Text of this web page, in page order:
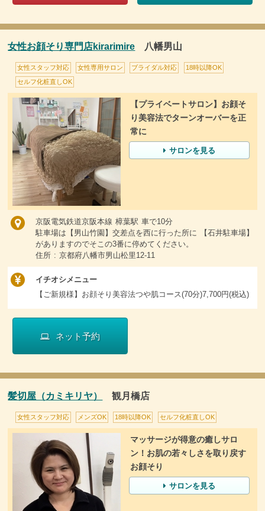
女性お顔そり専門店kirarimire 八幡男山
女性スタッフ対応 女性専用サロン ブライダル対応 18時以降OK
セルフ化粧直しOK
【プライベートサロン】お顔そ
り美容法でターンオーバーを正
常に
サロンを見る
京阪電気鉄道京阪本線 樟葉駅 車で10分
駐車場は【男山竹園】交差点を西に行った所に 【石井駐車場】
がありますのでそこの3番に停めてください。
住所 : 京都府八幡市男山松里12-11
イチオシメニュー
【ご新規様】お顔そり美容法つや肌コース(70分)7,700円(税込)
ネット予約
髪切屋（カミキリヤ） 観月橋店
女性スタッフ対応 メンズOK 18時以降OK セルフ化粧直しOK
マッサージが得意の癒しサロ
ン！お肌の若々しさを取り戻す
お顔そり
サロンを見る